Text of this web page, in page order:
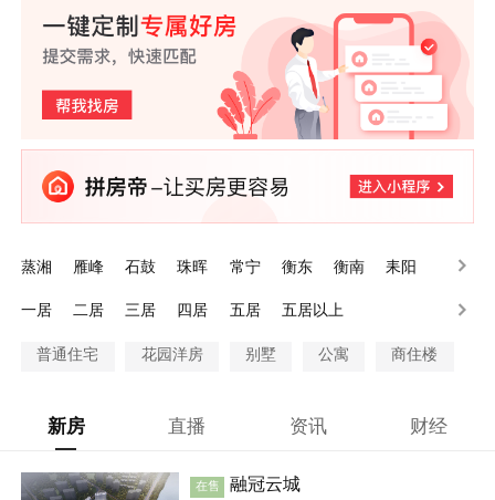
蒸湘 雁峰 石鼓 珠晖 常宁 衡东 衡南
耒阳
一居
二居 三居 四居 五居 五居以上
普通住宅 花园洋房 别墅 公寓 商住楼
新房 直播 资讯 财经
在售 融冠云城